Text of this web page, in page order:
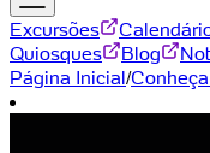
Excursões
Quiosques
Blog
Página Inicial/